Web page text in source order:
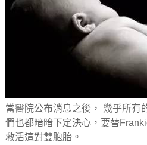
當醫院公布消息之後， 幾乎所有
們也都暗暗下定決心，要替
救活這對雙胞胎。